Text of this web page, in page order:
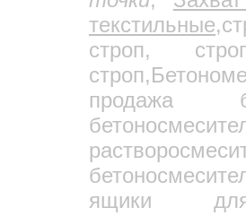
текстильные,
строп,
продажа
ящики для